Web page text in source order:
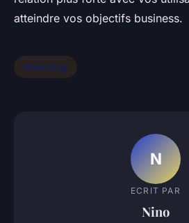
atteindre vos objectifs business.
Marketing
N
ECRIT PAR
Nino